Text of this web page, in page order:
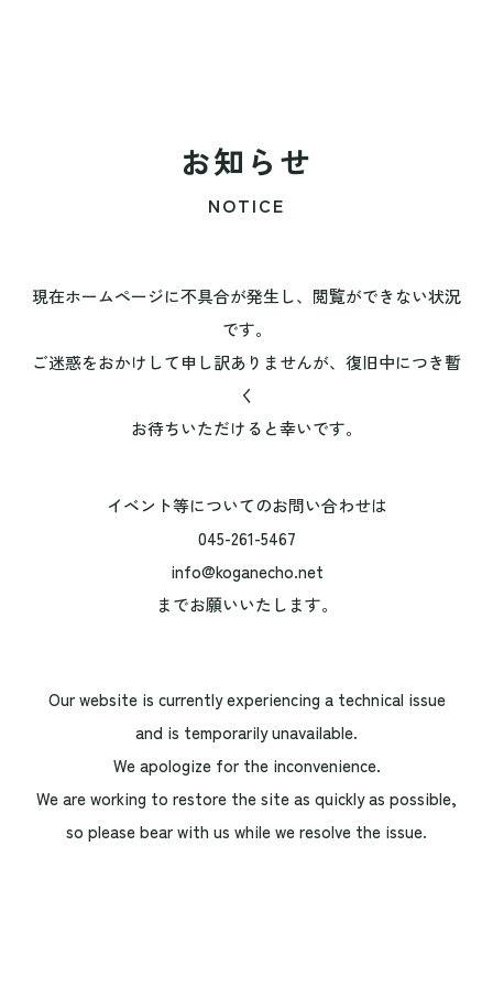
お知らせ
NOTICE
現在ホームページに不具合が発生し、閲覧ができない状況
です。
ご迷惑をおかけして申し訳ありませんが、復旧中につき暫
く
お待ちいただけると幸いです。
イベント等についてのお問い合わせは
045-261-5467
info@koganecho.net
までお願いいたします。
Our website is currently experiencing a technical issue
and is temporarily unavailable.
We apologize for the inconvenience.
We are working to restore the site as quickly as possible,
so please bear with us while we resolve the issue.